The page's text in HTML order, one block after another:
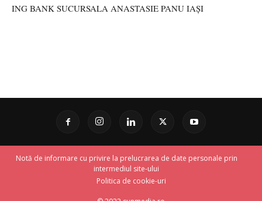
ING BANK SUCURSALA ANASTASIE PANU IAȘI
Notă de informare cu privire la prelucrarea de date personale prin
intermediul site-ului
Politica de cookie-uri